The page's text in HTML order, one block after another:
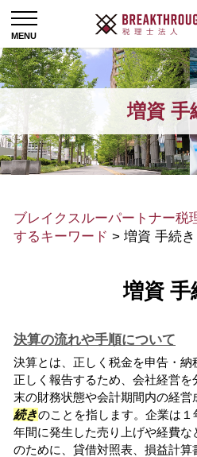
増資 手
ブレイクスルーパートナー税
するキーワード > 増資 手続き
増資 手
決算の流れや手順について
決算とは、正しく税金を申告・
正しく報告するため、会社経営
末の財務状態や会計期間内の経
続きのことを指します。企業は１
年間に発生した売り上げや経費
のために、貸借対照表、損益計算